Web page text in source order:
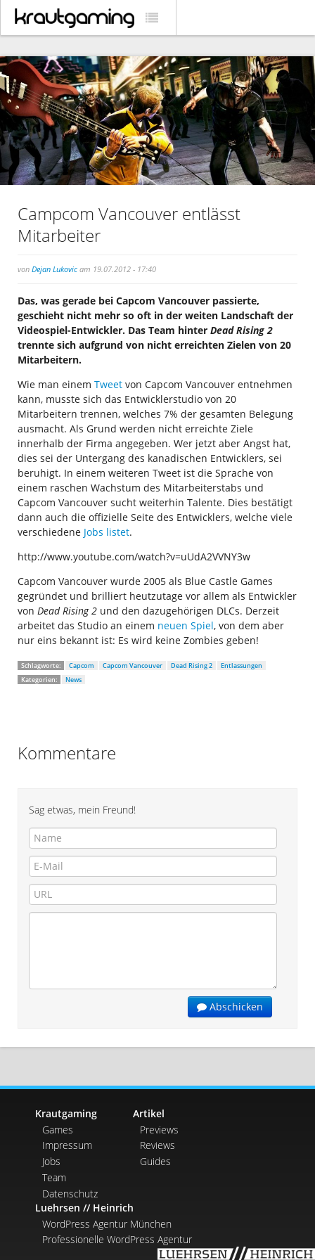
Campcom Vancouver entlässt
Mitarbeiter
von Dejan Lukovic am 19.07.2012 - 17:40
Das, was gerade bei Capcom Vancouver passierte,
geschieht nicht mehr so oft in der weiten Landschaft der
Videospiel-Entwickler. Das Team hinter Dead Rising 2
trennte sich aufgrund von nicht erreichten Zielen von 20
Mitarbeitern.
Wie man einem Tweet von Capcom Vancouver entnehmen
kann, musste sich das Entwicklerstudio von 20
Mitarbeitern trennen, welches 7% der gesamten Belegung
ausmacht. Als Grund werden nicht erreichte Ziele
innerhalb der Firma angegeben. Wer jetzt aber Angst hat,
dies sei der Untergang des kanadischen Entwicklers, sei
beruhigt. In einem weiteren Tweet ist die Sprache von
einem raschen Wachstum des Mitarbeiterstabs und
Capcom Vancouver sucht weiterhin Talente. Dies bestätigt
dann auch die offizielle Seite des Entwicklers, welche viele
verschiedene Jobs listet.
http://www.youtube.com/watch?v=uUdA2VVNY3w
Capcom Vancouver wurde 2005 als Blue Castle Games
gegründet und brilliert heutzutage vor allem als Entwickler
von Dead Rising 2 und den dazugehörigen DLCs. Derzeit
arbeitet das Studio an einem neuen Spiel, von dem aber
nur eins bekannt ist: Es wird keine Zombies geben!
Schlagworte: Capcom Capcom Vancouver Dead Rising 2
Entlassungen
Kategorien:
News
Kommentare
Sag etwas, mein Freund!
Abschicken
Krautgaming
Games
Impressum
Jobs
Team
Datenschutz
Artikel
Previews
Reviews
Guides
Luehrsen // Heinrich
WordPress Agentur München
Professionelle WordPress Agentur